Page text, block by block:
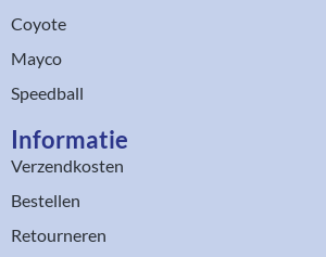
Coyote
Mayco
Speedball
Informatie
Verzendkosten
Bestellen
Retourneren